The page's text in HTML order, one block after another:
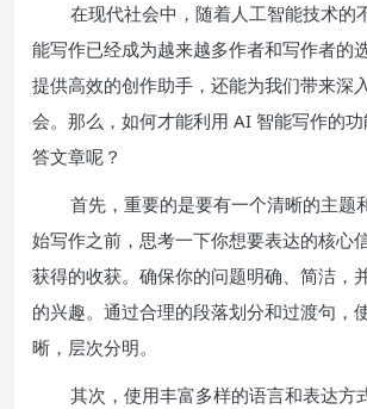
在现代社会中，随着人工智能技术的
能写作已经成为越来越多作者和写作者的
提供高效的创作助手，还能为我们带来深
会。那么，如何才能利用 AI 智能写作的
答文章呢？
首先，重要的是要有一个清晰的主题
始写作之前，思考一下你想要表达的核心
获得的收获。确保你的问题明确、简洁，
的兴趣。通过合理的段落划分和过渡句，
晰，层次分明。
其次，使用丰富多样的语言和表达方